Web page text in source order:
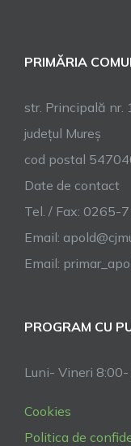
PRIMĂRIA
str. Principală nr.
județul Mureș
cod postal
Date de contact
Tel. / Fax: 0265-
Email:
Email:
PROGRAM CU
Luni- Vineri
Cookies
Politica de